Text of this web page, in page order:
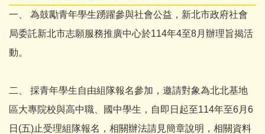
一、 為鼓勵青年學生踴躍參與社會公益，新北市政府社會
局委託新北市志願服務推廣中心於114年4至8月辦理旨揭活
動。
二、 採青年學生自由組隊報名參加，邀請對象為北北基地
區大專院校與高中職、國中學生，自即日起至114年至6月6
日(五)止受理組隊報名，相關辦法請見簡章說明，相關資料